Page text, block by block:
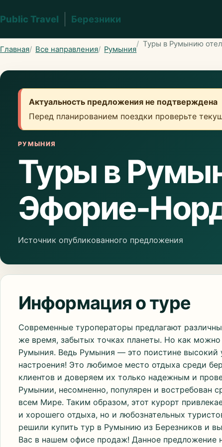
Public Travel Березники
Главная Все направления Румыния
Туры в Румынию
Актуальность предложения не подтверждена
Перед планированием поездки проверьте
РУМЫНИЯ
Туры в
Эфорие-
Источник опубликованного предложения
Информация о туре
Современные туроператоры предлагают
же время, забытых точках планеты. Но как
Румыния. Ведь Румыния — это поистине высокий
настроения! Это любимое место отдыха среди
клиентов и доверяем их только надежным и
Румынии, несомненно, популярен и востребован
всем Мире. Таким образом, этот курорт
и хорошего отдыха, но и любознательных
решили купить тур в Румынию из Березников и
Вас в нашем офисе продаж! Данное предложение